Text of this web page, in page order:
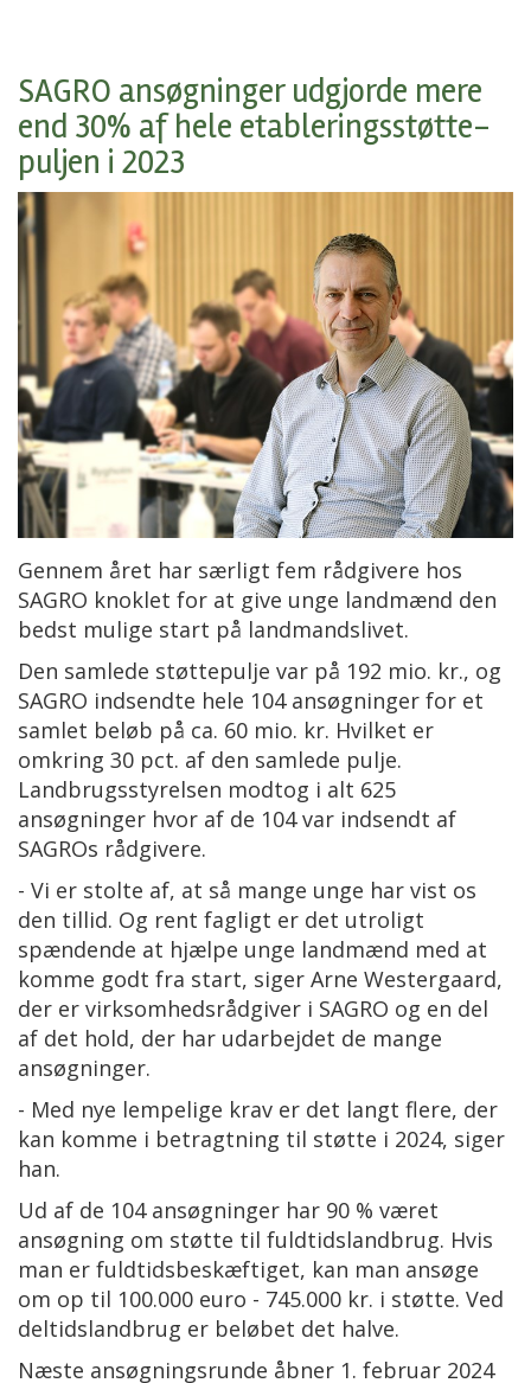
SAGRO ansøgninger udgjorde mere
end 30% af hele etableringsstøtte-
puljen i 2023
Gennem året har særligt fem rådgivere hos
SAGRO knoklet for at give unge landmænd den
bedst mulige start på landmandslivet.
Den samlede støttepulje var på 192 mio. kr., og
SAGRO indsendte hele 104 ansøgninger for et
samlet beløb på ca. 60 mio. kr. Hvilket er
omkring 30 pct. af den samlede pulje.
Landbrugsstyrelsen modtog i alt 625
ansøgninger hvor af de 104 var indsendt af
SAGROs rådgivere.
- Vi er stolte af, at så mange unge har vist os
den tillid. Og rent fagligt er det utroligt
spændende at hjælpe unge landmænd med at
komme godt fra start, siger Arne Westergaard,
der er virksomhedsrådgiver i SAGRO og en del
af det hold, der har udarbejdet de mange
ansøgninger.
- Med nye lempelige krav er det langt flere, der
kan komme i betragtning til støtte i 2024, siger
han.
Ud af de 104 ansøgninger har 90 % været
ansøgning om støtte til fuldtidslandbrug. Hvis
man er fuldtidsbeskæftiget, kan man ansøge
om op til 100.000 euro - 745.000 kr. i støtte. Ved
deltidslandbrug er beløbet det halve.
Næste ansøgningsrunde åbner 1. februar 2024